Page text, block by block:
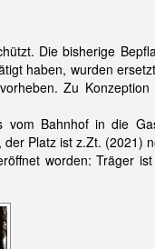
Die bisherige
haben, wurden
Zu
vom Bahnhof in die
Platz ist z.Zt. (2021)
worden: Träger